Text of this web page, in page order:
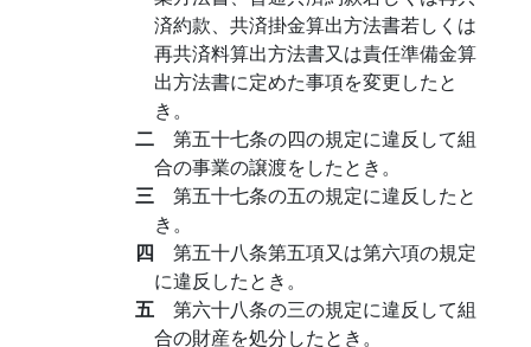
済約款、共済掛金算出方法書若しくは
再共済料算出方法書又は責任準備金算
出方法書に定めた事項を変更したと
き。
二 第五十七条の四の規定に違反して組
合の事業の譲渡をしたとき。
三 第五十七条の五の規定に違反したと
き。
四 第五十八条第五項又は第六項の規定
に違反したとき。
五 第六十八条の三の規定に違反して組
合の財産を処分したとき。